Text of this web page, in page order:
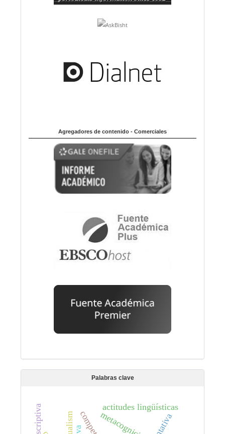
Agregadores de contenido - Comerciales
Palabras clave
metacognición
actitudes lingüísticas